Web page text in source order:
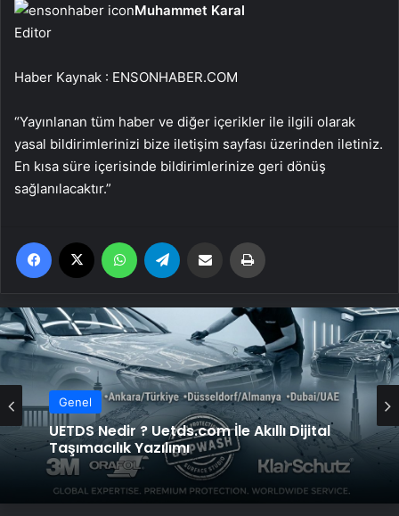
Muhammet Karal
Editor
Haber Kaynak : ENSONHABER.COM
“Yayınlanan tüm haber ve diğer içerikler ile ilgili olarak
yasal bildirimlerinizi bize iletişim sayfası üzerinden iletiniz.
En kısa süre içerisinde bildirimlerinize geri dönüş
sağlanılacaktır.”
Facebook WhatsApp Email'den paylaş
Genel
UETDS Nedir ? Uetds.com İle Akıllı Dijital
Taşımacılık Yazılımı